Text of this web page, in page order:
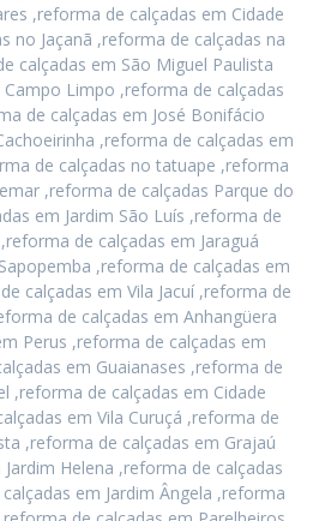
,reforma de calçadas em Cidade
no Jaçanã ,reforma de calçadas na
calçadas em São Miguel Paulista
Limpo ,reforma de calçadas
de calçadas em José Bonifácio
,reforma de calçadas em
de calçadas no tatuape ,reforma
,reforma de calçadas Parque do
em Jardim São Luís ,reforma de
de calçadas em Jaraguá
,reforma de calçadas em
calçadas em Vila Jacuí ,reforma de
de calçadas em Anhangüera
Perus ,reforma de calçadas em
em Guaianases ,reforma de
,reforma de calçadas em Cidade
em Vila Curuçá ,reforma de
,reforma de calçadas em Grajaú
Helena ,reforma de calçadas
em Jardim Ângela ,reforma